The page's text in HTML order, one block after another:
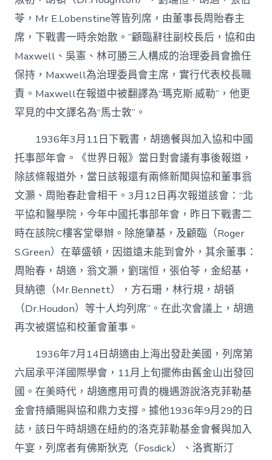
苓，Mr E.Lobenstine等皆列席，由董事長周貽春主
席，下戰書一時余始散。”顧臨辭往副校長后，協和由
Maxwell、吳憲、林可勝三人構成的治理委員會擔任
保持，Maxwell為治理委員會主席，實行代表校長職
責。Maxwell在報道中被翻譯為“瑪克斯·威勒”，他更
罕見的中文譯名為“馬士敦”。
1936年3月11日下戰書，胡適餐與加入協和中國
托事部年會。《世界日報》當日對會議有事後報道，
除該條報道外，當日該報還有兩條新聞與協和董事翁
文灝、周貽春赴會相干。3月12日再次報道該會：“北
平協和醫學院，今年中國托事部年會，昨日下戰書二
時在該院C樓客堂舉辦。除施肇基，及顧臨（Roger
S.Green）在華盛頓，因道遠未能到會外，其余董事：
周貽春，胡適，翁文灝，劉瑞恒，張伯苓，金紹基，
貝納德（Mr.Bennett），方石珊，林行規，胡頓
（Dr.Houdon）等十人均列席”。在此次會議上，胡適
再次被選協和校董會董事。
1936年7月14日胡適由上海出發赴美國，列席第
六屆承平洋國際學會，11月上旬擺佈由舊金山出發回
國。在美時代，胡適應用可貴的機遇游說洛克菲勒基
金會持續賜與協和鼎力支撐。據他1936年9月29的日
誌，該日午時胡適在紐約的洛克菲勒基金會餐與加入
午宴，列席者有佛斯狄克（Fosdick）、洛賓斯汀